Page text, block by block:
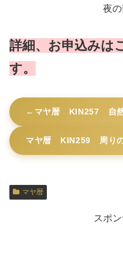
夜の部
詳細、お申込みは
す。
マヤ暦 KIN257 自然
マヤ暦 KIN259 周りの
マヤ暦
スポ